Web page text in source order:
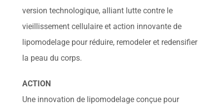
Soldes
version technologique, alliant lutte contre le
vieillissement cellulaire et action innovante de
lipomodelage pour réduire, remodeler et redensifier
la peau du corps.
ACTION
Une innovation de lipomodelage conçue pour